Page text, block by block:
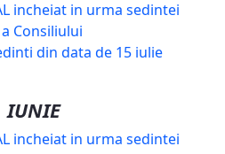
incheiat in urma sedintei
Consiliului
din data de 15 iulie
IUNIE
incheiat in urma sedintei